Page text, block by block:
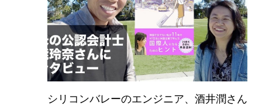
シリコンバレーのエンジニア、酒井潤さん